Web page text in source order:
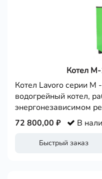
Котел
Котел Lavoro серии M
водогрейный котел,
энергонезависимом
Быстрый заказ
72 800,00 ₽ В